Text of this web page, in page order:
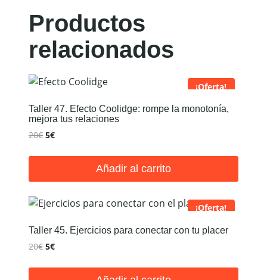
Productos
relacionados
¡Oferta!
Taller 47. Efecto Coolidge: rompe la monotonía,
mejora tus relaciones
20€ El
original
20€.
5€El
actual
5€.
Añadir al carrito
¡Oferta!
Taller 45. Ejercicios para conectar con tu placer
20€ El
original
5€El
actual